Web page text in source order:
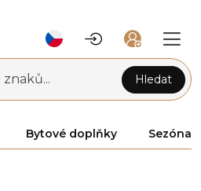
Hledat
Bytové doplňky Sezóna